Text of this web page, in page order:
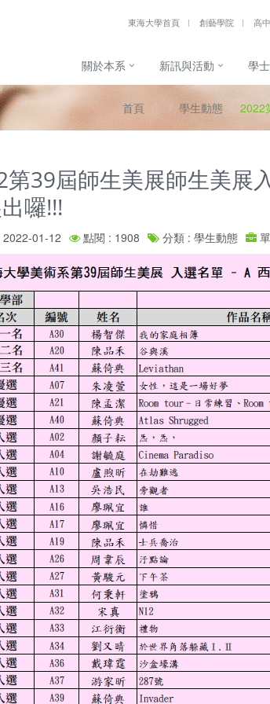
東海大學首頁 創藝學院 高
關於本系 新訊與活動 學
首頁 學生動態 2022
第39屆師生美展師生美展
囉!!!
01-12 點閱 : 1908 分類 : 學生動態